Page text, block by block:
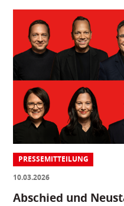
PRESSEMITTEILUNG
10.03.2026
Abschied und